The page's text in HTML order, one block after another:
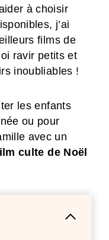
à choisir
j’ai
films de
ravir petits et
inoubliables !
les enfants
ou pour
avec un
culte de Noël